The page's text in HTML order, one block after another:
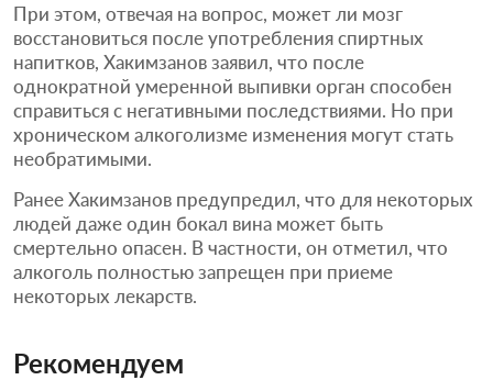
При этом, отвечая на вопрос, может ли мозг
восстановиться после употребления спиртных
напитков, Хакимзанов заявил, что после
однократной умеренной выпивки орган способен
справиться с негативными последствиями. Но при
хроническом алкоголизме изменения могут стать
необратимыми.
Ранее Хакимзанов предупредил, что для некоторых
людей даже один бокал вина может быть
смертельно опасен. В частности, он отметил, что
алкоголь полностью запрещен при приеме
некоторых лекарств.
Рекомендуем